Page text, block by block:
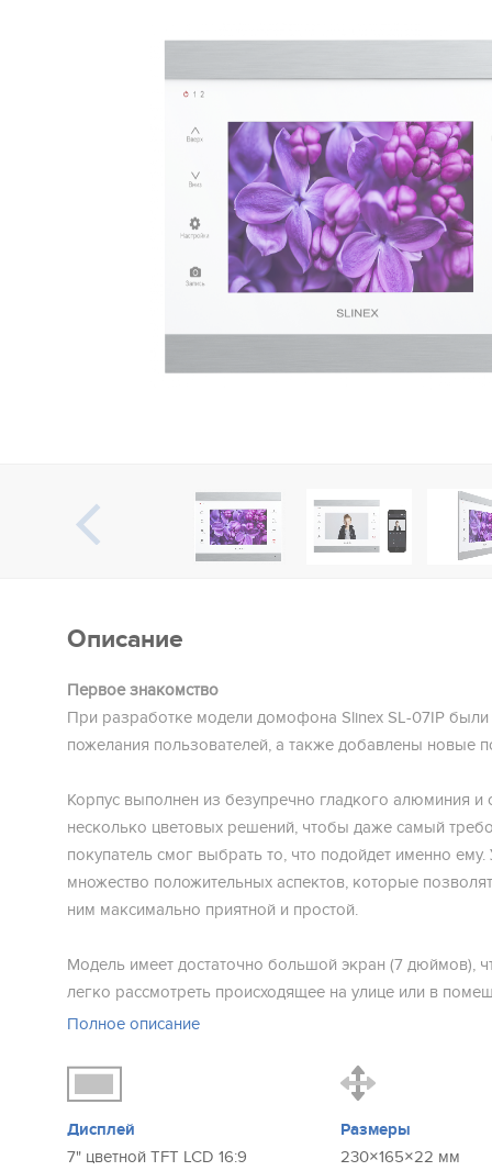
Описание
Первое знакомство
При разработке модели домофона Slinex SL-07IP были
пожелания пользователей, а также добавлены новые
Корпус выполнен из безупречно гладкого алюминия и
несколько цветовых решений, чтобы даже самый
покупатель смог выбрать то, что подойдет именно ему.
множество положительных аспектов, которые
ним максимально приятной и простой.
Модель имеет достаточно большой экран (7 дюймов),
легко рассмотреть происходящее на улице или в
07IP очень удобен в использовании тем, что
приложения на Вашем мобильном телефоне, планшете
ПК.
Функциональность, качество или стиль — выбирать
Полное описание
Дисплей
7" цветной TFT LCD 16:9
Размеры
230×165×22 мм